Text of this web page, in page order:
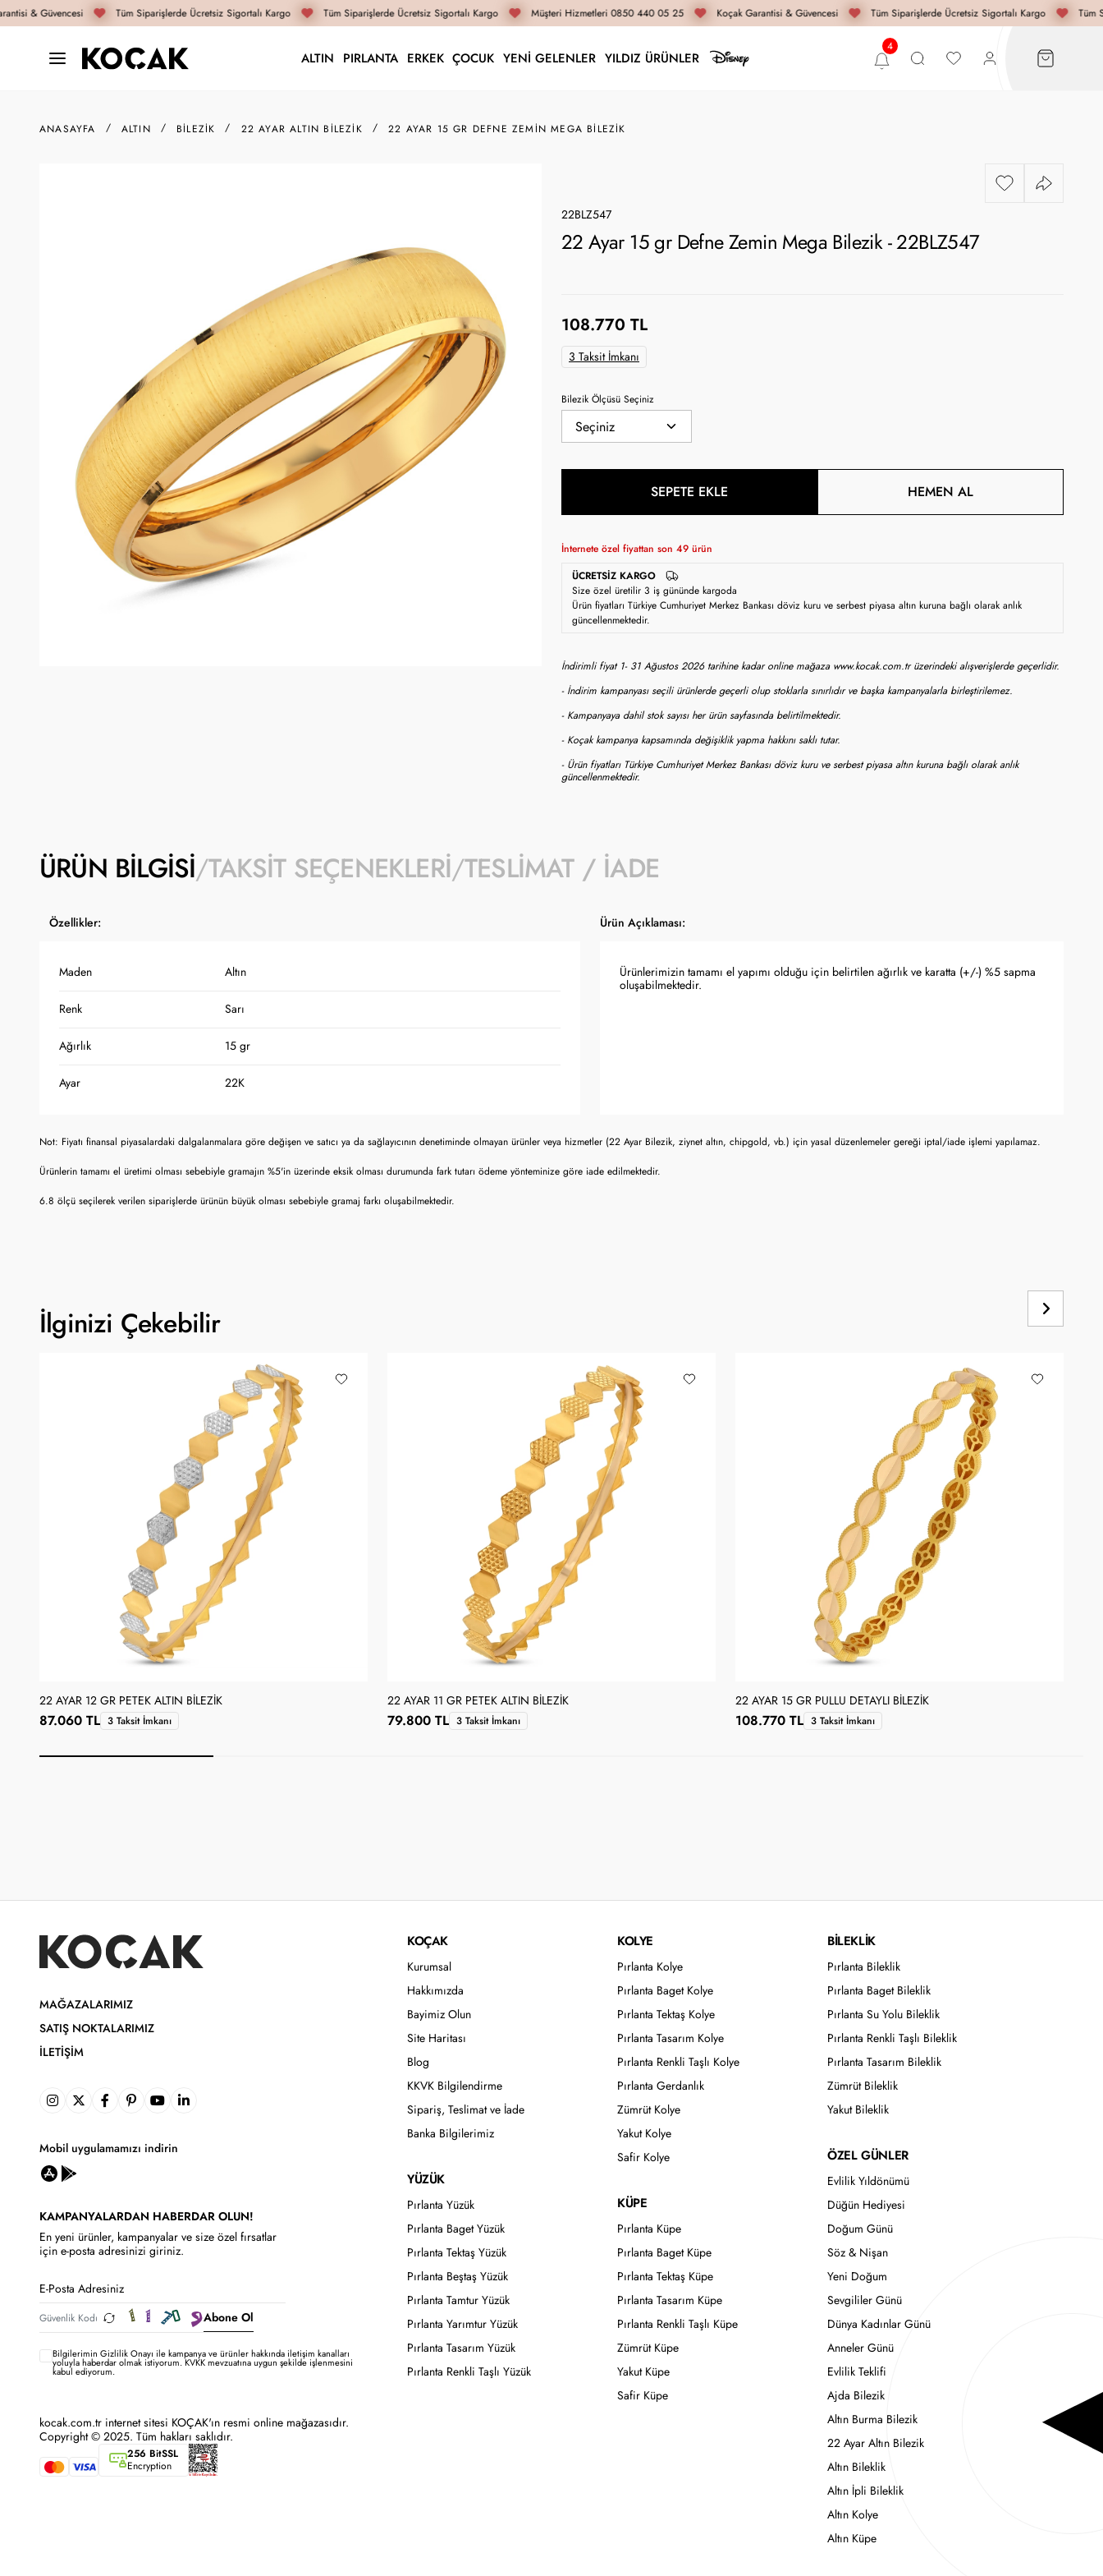
& Güvencesi Tüm Siparişlerde Ücretsiz Sigortalı Kargo Tüm Siparişlerde Ücretsiz Sigortalı Kargo Müşteri Hizmetleri 0850 440 05 25 Koçak Garantisi & Güvencesi Tüm Siparişlerde Ücretsiz Sigortalı Kargo Tüm
ALTIN PIRLANTA ERKEK ÇOCUK YENİ GELENLER YILDIZ ÜRÜNLER
ANASAYFA ALTIN BILEZIK 22 AYAR ALTIN BILEZIK 22 AYAR 15 GR DEFNE ZEMIN MEGA BILEZIK
22BLZ547
22 Ayar 15 gr Defne Zemin Mega Bilezik - 22BLZ547
108.770 TL
3 Taksit İmkanı
Bilezik Ölçüsü Seçiniz
SEPETE EKLE HEMEN AL
İnternete özel fiyattan son 49 ürün
ÜCRETSIZ KARGO
Size özel üretilir 3 iş gününde kargoda
Ürün fiyatları Türkiye Cumhuriyet Merkez Bankası döviz kuru ve serbest piyasa altın kuruna bağlı olarak anlık
güncellenmektedir.
İndirimli fiyat 1- 31 Ağustos 2026 tarihine kadar online mağaza www.kocak.com.tr üzerindeki alışverişlerde geçerlidir.
- İndirim kampanyası seçili ürünlerde geçerli olup stoklarla sınırlıdır ve başka kampanyalarla birleştirilemez.
- Kampanyaya dahil stok sayısı her ürün sayfasında belirtilmektedir.
- Koçak kampanya kapsamında değişiklik yapma hakkını saklı tutar.
- Ürün fiyatları Türkiye Cumhuriyet Merkez Bankası döviz kuru ve serbest piyasa altın kuruna bağlı olarak anlık
güncellenmektedir.
ÜRÜN BILGISI TAKSIT SEÇENEKLERI TESLIMAT / İADE
Özellikler: Ürün Açıklaması:
Maden Altın
Renk Sarı
Ağırlık 15 gr
Ayar 22K
Ürünlerimizin tamamı el yapımı olduğu için belirtilen ağırlık ve karatta (+/-) %5 sapma
oluşabilmektedir.
Not: Fiyatı finansal piyasalardaki dalgalanmalara göre değişen ve satıcı ya da sağlayıcının denetiminde olmayan ürünler veya hizmetler (22 Ayar Bilezik, ziynet altın, chipgold, vb.) için yasal düzenlemeler gereği iptal/iade işlemi yapılamaz.
Ürünlerin tamamı el üretimi olması sebebiyle gramajın %5'in üzerinde eksik olması durumunda fark tutarı ödeme yönteminize göre iade edilmektedir.
6.8 ölçü seçilerek verilen siparişlerde ürünün büyük olması sebebiyle gramaj farkı oluşabilmektedir.
İlginizi Çekebilir
22 AYAR 12 GR PETEK ALTIN BILEZIK
87.060 TL 3 Taksit İmkanı
22 AYAR 11 GR PETEK ALTIN BILEZIK
79.800 TL 3 Taksit İmkanı
22 AYAR 15 GR PULLU DETAYLI BILEZIK
108.770 TL 3 Taksit İmkanı
MAĞAZALARIMIZ
SATIŞ NOKTALARIMIZ
İLETIŞIM
Mobil uygulamamızı indirin
KAMPANYALARDAN HABERDAR OLUN!
En yeni ürünler, kampanyalar ve size özel fırsatlar
için e-posta adresinizi giriniz.
Abone Ol
Bilgilerimin Gizlilik Onayı ile kampanya ve ürünler hakkında iletişim kanalları
yoluyla haberdar olmak istiyorum.KVKK mevzuatına uygun şekilde işlenmesini
kabul ediyorum.
kocak.com.tr internet sitesi KOÇAK'ın resmi online mağazasıdır.
Copyright © 2025. Tüm hakları saklıdır.
256 BitSSL
Encryption
KOÇAK
Kurumsal
Hakkımızda
Bayimiz Olun
Site Haritası
Blog
KKVK Bilgilendirme
Sipariş, Teslimat ve İade
Banka Bilgilerimiz
YÜZÜK
Pırlanta Yüzük
Pırlanta Baget Yüzük
Pırlanta Tektaş Yüzük
Pırlanta Beştaş Yüzük
Pırlanta Tamtur Yüzük
Pırlanta Yarımtur Yüzük
Pırlanta Tasarım Yüzük
Pırlanta Renkli Taşlı Yüzük
KOLYE
Pırlanta Kolye
Pırlanta Baget Kolye
Pırlanta Tektaş Kolye
Pırlanta Tasarım Kolye
Pırlanta Renkli Taşlı Kolye
Pırlanta Gerdanlık
Zümrüt Kolye
Yakut Kolye
Safir Kolye
KÜPE
Pırlanta Küpe
Pırlanta Baget Küpe
Pırlanta Tektaş Küpe
Pırlanta Tasarım Küpe
Pırlanta Renkli Taşlı Küpe
Zümrüt Küpe
Yakut Küpe
Safir Küpe
BİLEKLİK
Pırlanta Bileklik
Pırlanta Baget Bileklik
Pırlanta Su Yolu Bileklik
Pırlanta Renkli Taşlı Bileklik
Pırlanta Tasarım Bileklik
Zümrüt Bileklik
Yakut Bileklik
ÖZEL GÜNLER
Evlilik Yıldönümü
Düğün Hediyesi
Doğum Günü
Söz & Nişan
Yeni Doğum
Sevgililer Günü
Dünya Kadınlar Günü
Anneler Günü
Evlilik Teklifi
Ajda Bilezik
Altın Burma Bilezik
22 Ayar Altın Bilezik
Altın Bileklik
Altın İpli Bileklik
Altın Kolye
Altın Küpe